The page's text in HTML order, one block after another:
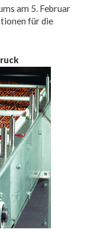
am 5. Februar
für die